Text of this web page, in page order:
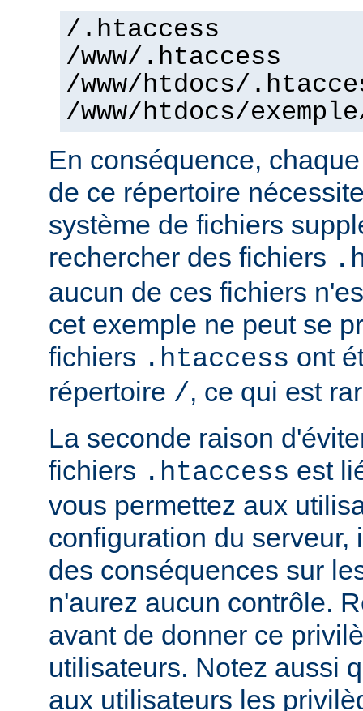
/.htaccess
/www/.htaccess
/www/htdocs/
/www/htdocs/
En conséquence,
de ce répertoire
système de fichiers
rechercher des fichiers
aucun de ces fichiers
cet exemple ne peut se
fichiers .htaccess ont
répertoire /, ce qui est
La seconde raison
fichiers .htaccess est
vous permettez aux
configuration du serveur,
des conséquences sur
n'aurez aucun contrôle.
avant de donner ce
utilisateurs. Notez aussi
aux utilisateurs les